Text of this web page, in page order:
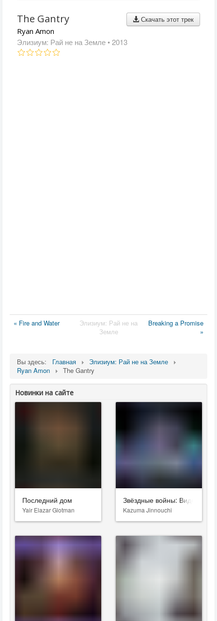
Скачать этот трек
The Gantry
Ryan Amon
Элизиум: Рай не на Земле • 2013
« Fire and Water
Элизиум: Рай не на
Земле
Breaking a Promise
»
Вы здесь: Главная
Элизиум: Рай не на Земле
Ryan Amon
The Gantry
Новинки на сайте
Последний дом
Yair Elazar Glotman
Звёздные войны: Видения.
Kazuma Jinnouchi